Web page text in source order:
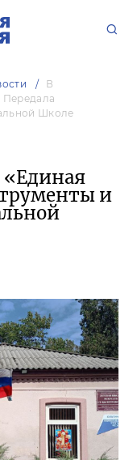
В
Передала
Школе
«Единая
и